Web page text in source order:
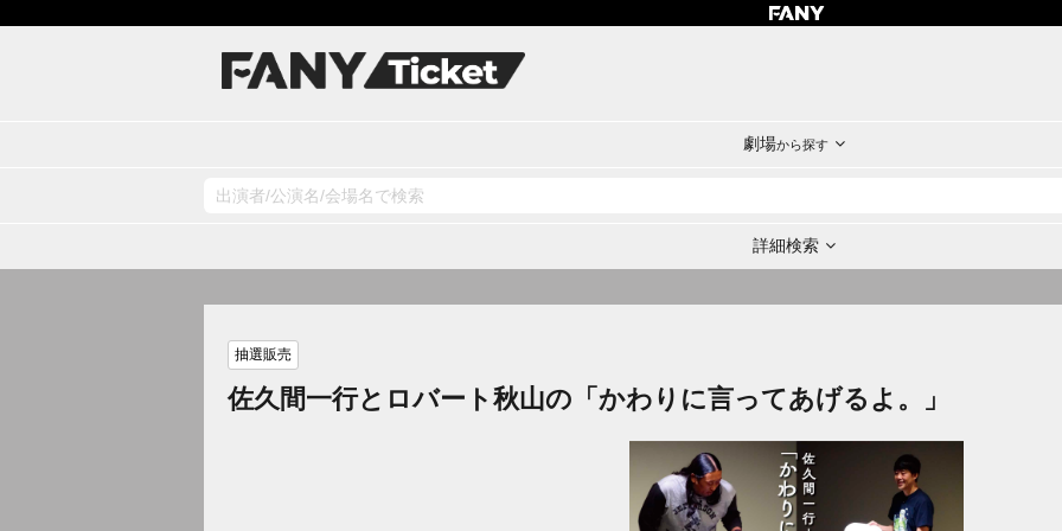
劇場から探す
詳細検索
抽選販売
佐久間一行とロバート秋山の「かわりに言ってあげるよ。」